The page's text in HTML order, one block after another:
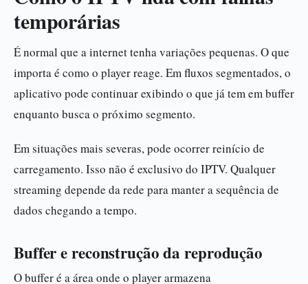
temporárias
É normal que a internet tenha variações pequenas. O que
importa é como o player reage. Em fluxos segmentados, o
aplicativo pode continuar exibindo o que já tem em buffer
enquanto busca o próximo segmento.
Em situações mais severas, pode ocorrer reinício de
carregamento. Isso não é exclusivo do IPTV. Qualquer
streaming depende da rede para manter a sequência de
dados chegando a tempo.
Buffer e reconstrução da reprodução
O buffer é a área onde o player armazena